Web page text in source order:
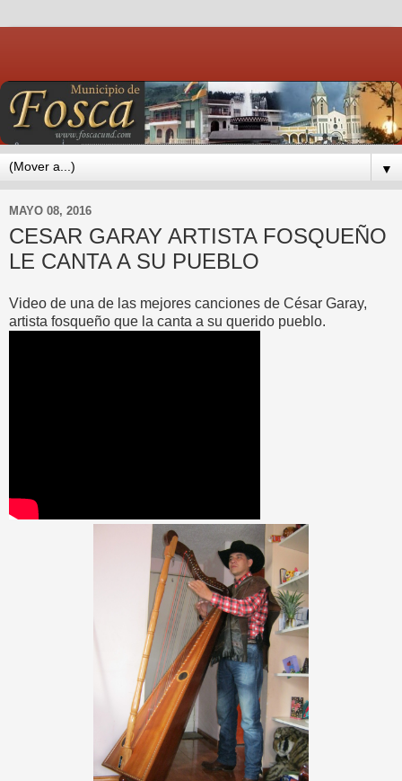
▼
MAYO 08, 2016
CESAR GARAY ARTISTA FOSQUEÑO
LE CANTA A SU PUEBLO
Video de una de las mejores canciones de César Garay,
artista fosqueño que la canta a su querido pueblo.